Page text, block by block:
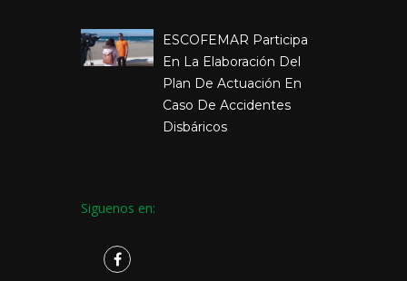
ESCOFEMAR Participa
En La Elaboración Del
Plan De Actuación En
Caso De Accidentes
Disbáricos
Siguenos en: